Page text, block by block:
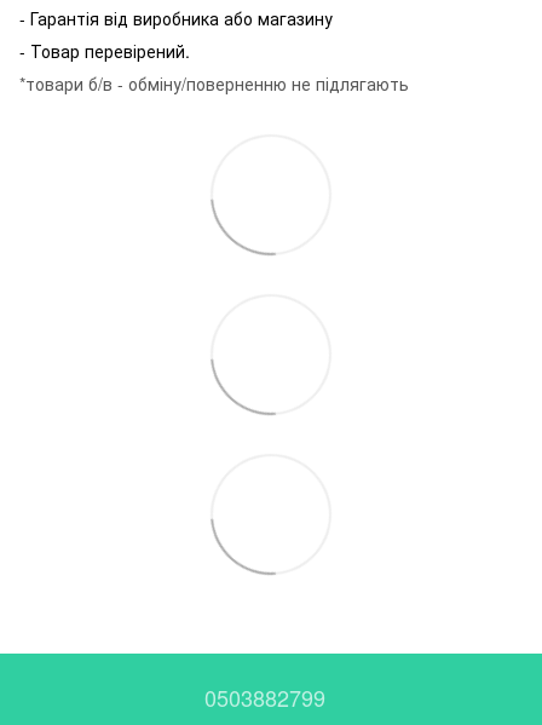
- Гарантія від виробника або магазину
- Товар перевірений.
*товари б/в - обміну/поверненню не підлягають
0503882799